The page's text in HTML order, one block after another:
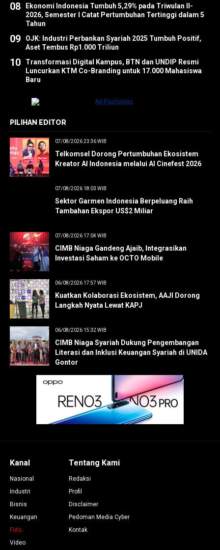
08
Ekonomi Indonesia Tumbuh 5,29% pada Triwulan II-
2026, Semester I Catat Pertumbuhan Tertinggi dalam 5
Tahun
09
OJK: Industri Perbankan Syariah 2025 Tumbuh Positif,
Aset Tembus Rp1.000 Triliun
10
Transformasi Digital Kampus, BTN dan UNDIP Resmi
Luncurkan KTM Co-Branding untuk 17.000 Mahasiswa
Baru
PILIHAN EDITOR
07/08/2026 23:36 WIB
Telkomsel Dorong Pertumbuhan Ekosistem
Kreator AI Indonesia melalui AI Cinefest 2026
07/08/2026 18:03 WIB
Sektor Garmen Indonesia Berpeluang Raih
Tambahan Ekspor US$2 Miliar
07/08/2026 17:04 WIB
CIMB Niaga Gandeng Ajaib, Integrasikan
Investasi Saham ke OCTO Mobile
06/08/2026 17:57 WIB
Kuatkan Kolaborasi Ekosistem, AAJI Dorong
Langkah Nyata Lewat KAPJ
06/08/2026 15:32 WIB
CIMB Niaga Syariah Dukung Pengembangan
Literasi dan Inklusi Keuangan Syariah di UNIDA
Gontor
Kanal
Nasional
Industri
Bisnis
Keuangan
Foto
Video
Tentang Kami
Redaksi
Profil
Disclaimer
Pedoman Media Cyber
Kontak